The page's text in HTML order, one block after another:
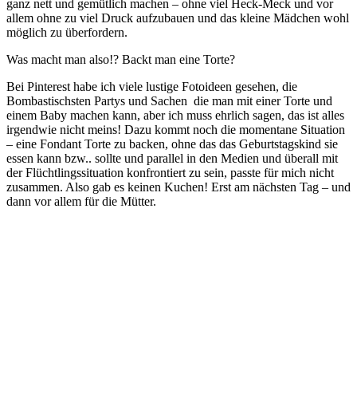
ganz nett und gemütlich machen – ohne viel Heck-Meck und vor
allem ohne zu viel Druck aufzubauen und das kleine Mädchen wohl
möglich zu überfordern.
Was macht man also!? Backt man eine Torte?
Bei Pinterest habe ich viele lustige Fotoideen gesehen, die
Bombastischsten Partys und Sachen die man mit einer Torte und
einem Baby machen kann, aber ich muss ehrlich sagen, das ist alles
irgendwie nicht meins! Dazu kommt noch die momentane Situation
– eine Fondant Torte zu backen, ohne das das Geburtstagskind sie
essen kann bzw.. sollte und parallel in den Medien und überall mit
der Flüchtlingssituation konfrontiert zu sein, passte für mich nicht
zusammen. Also gab es keinen Kuchen! Erst am nächsten Tag – und
dann vor allem für die Mütter.